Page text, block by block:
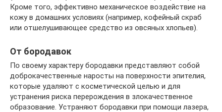
Кроме того, эффективно механическое воздействие на
кожу в домашних условиях (например, кофейный скраб
или отшелушивающее средство из овсяных хлопьев).
От бородавок
По своему характеру бородавки представляют собой
доброкачественные наросты на поверхности эпителия,
которые удаляют с косметической целью и для
устранения риска перерождения в злокачественное
образование. Устраняют бородавки при помощи лазера,